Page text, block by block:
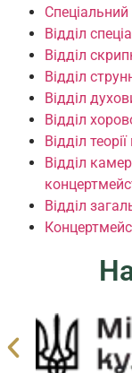
Відділ
Відділ
Відділ
Відділ
Відділ
Відділ
Відділ
Відділ